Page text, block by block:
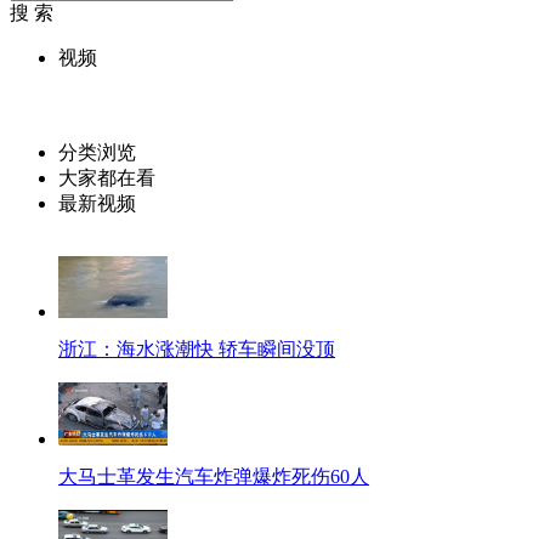
搜 索
视频
分类浏览
大家都在看
最新视频
浙江：海水涨潮快 轿车瞬间没顶
大马士革发生汽车炸弹爆炸死伤60人